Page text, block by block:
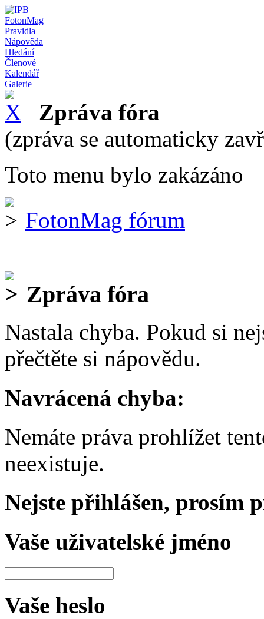
FotonMag
Pravidla
Nápověda
Hledání
Členové
Kalendář
Galerie
Zpráva fóra
(zpráva se automaticky
Toto menu bylo zakázáno
FotonMag fórum
Zpráva fóra
Nastala chyba. Pokud si
přečtěte si nápovědu.
Navrácená chyba:
Nemáte práva prohlížet
neexistuje.
Nejste přihlášen, prosím
Vaše uživatelské jméno
Vaše heslo